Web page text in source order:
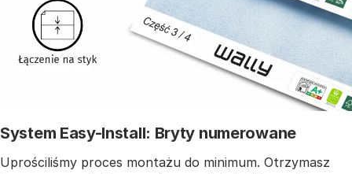
System Easy-Install: Bryty numerowane
Uprościliśmy proces montażu do minimum. Otrzymasz